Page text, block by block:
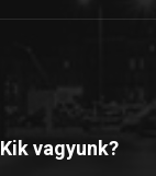
Kik vagyunk?